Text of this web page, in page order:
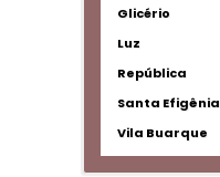
Glicério
Luz
República
Santa Efigênia
Vila Buarque